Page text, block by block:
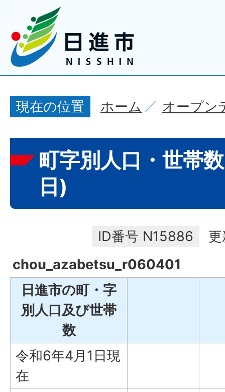
現在の位置 ホーム オープン
町字別人口・世帯
日)
ID番号 N15886
chou_azabetsu_r060401
日進市の町・字
別人口及び世帯
数
令和6年4月1日現
在